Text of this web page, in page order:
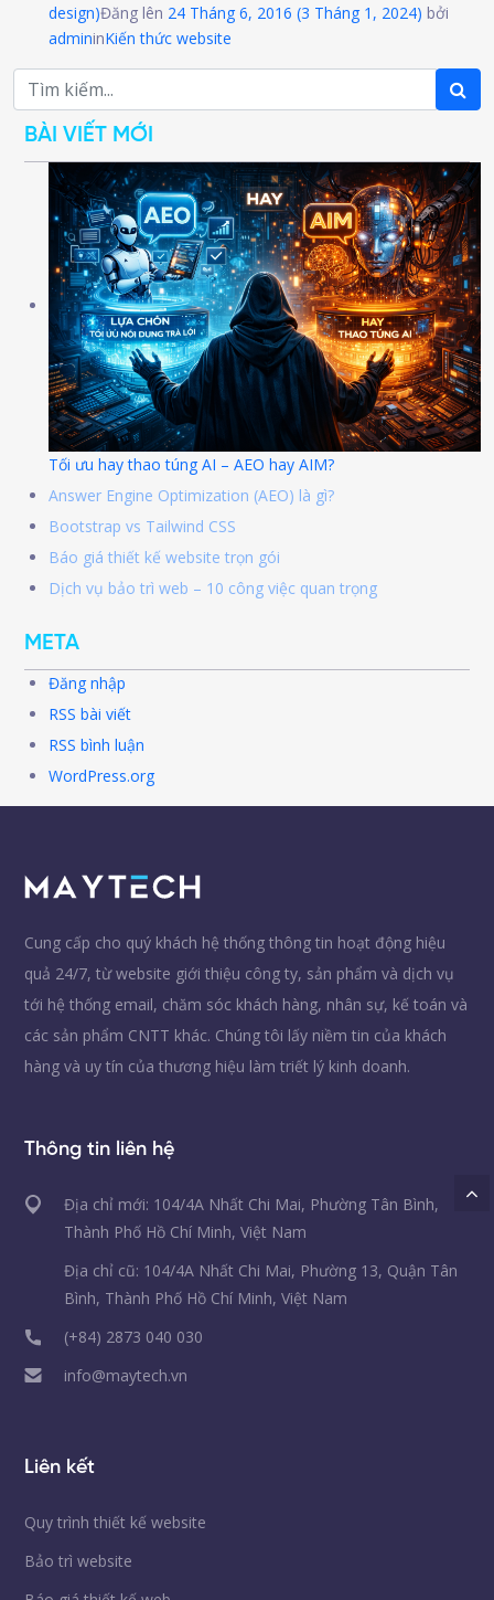
design)Đăng lên 24 Tháng 6, 2016 (3 Tháng 1, 2024) bởi
admininKiến thức website
BÀI VIẾT MỚI
Tối ưu hay thao túng AI – AEO hay AIM?
Answer Engine Optimization (AEO) là gì?
Bootstrap vs Tailwind CSS
Báo giá thiết kế website trọn gói
Dịch vụ bảo trì web – 10 công việc quan trọng
META
Đăng nhập
RSS bài viết
RSS bình luận
WordPress.org
Cung cấp cho quý khách hệ thống thông tin hoạt động hiệu
quả 24/7, từ website giới thiệu công ty, sản phẩm và dịch vụ
tới hệ thống email, chăm sóc khách hàng, nhân sự, kế toán và
các sản phẩm CNTT khác. Chúng tôi lấy niềm tin của khách
hàng và uy tín của thương hiệu làm triết lý kinh doanh.
Thông tin liên hệ
Địa chỉ mới: 104/4A Nhất Chi Mai, Phường Tân Bình,
Thành Phố Hồ Chí Minh, Việt Nam
Địa chỉ cũ: 104/4A Nhất Chi Mai, Phường 13, Quận Tân
Bình, Thành Phố Hồ Chí Minh, Việt Nam
(+84) 2873 040 030
info@maytech.vn
Liên kết
Quy trình thiết kế website
Bảo trì website